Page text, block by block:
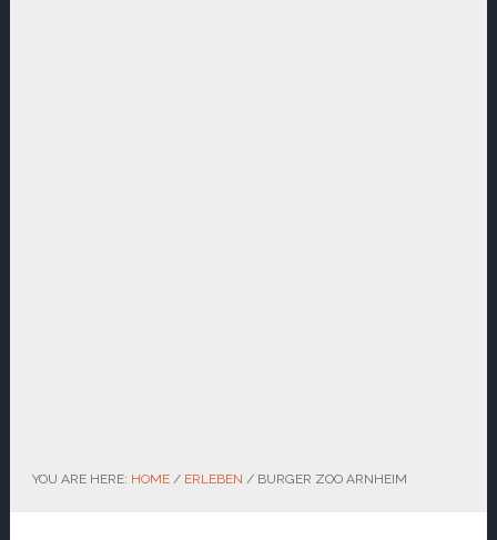
YOU ARE HERE: HOME / ERLEBEN /BURGER ZOO ARNHEIM